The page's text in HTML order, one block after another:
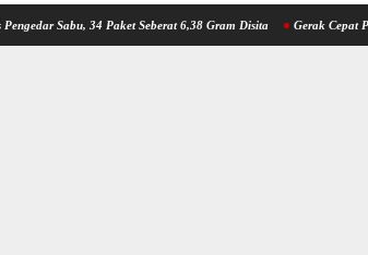
34 Paket Seberat 6,38 Gram Disita Gerak Cepat Polresta